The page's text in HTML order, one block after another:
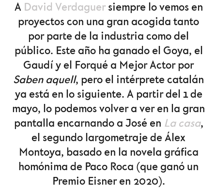
A David Verdaguersiempre lo vemos en
proyectos con una gran acogida tanto
por parte de la industria como del
público. Este año ha ganado el Goya, el
Gaudí y el Forqué a Mejor Actor por
Saben aquell, pero el intérprete catalán
ya está en lo siguiente. A partir del 1 de
mayo, lo podemos volver a ver en la gran
pantalla encarnando a José en La casa,
el segundo largometraje de Álex
Montoya, basado en la novela gráfica
homónima de Paco Roca (que ganó un
Premio Eisner en 2020).